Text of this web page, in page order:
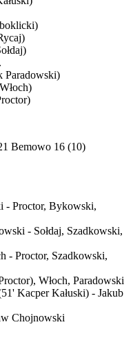
Paradowski)
Bemowo 16 (10)
- Proctor, Bykowski,
- Sołdaj, Szadkowski,
- Proctor, Szadkowski,
Włoch, Paradowski
Kacper Kałuski) - Jakub
Chojnowski